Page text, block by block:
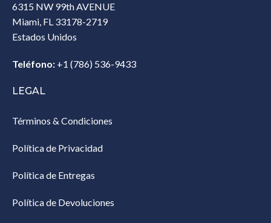
6315 NW 99th AVENUE
Miami, FL 33178-2719
Estados Unidos‎
Teléfono: +1 (786) 536-9433‎
LEGAL
Términos & Condiciones
Política de Privacidad
Política de Entregas
Política de Devoluciones